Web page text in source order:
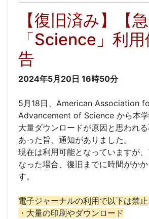
【復旧済み】【急
「Science」利
告
2024年5月20日 16時50分
5月18日、American Association
Advancement of Science から本学
大量ダウンロードが原因と思われ
あった旨、通知がありました。
現在は利用可能となっていますが
なった場合、復旧までに時間がか
す。
電子ジャーナルの利用で以下は禁止
・大量の印刷やダウンロード